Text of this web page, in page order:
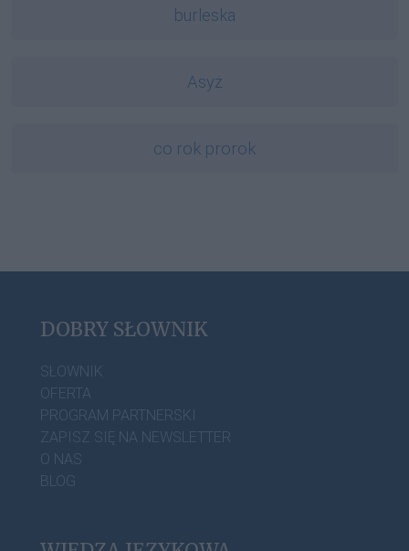
burleska
Asyż
co rok prorok
DOBRY SŁOWNIK
SŁOWNIK
OFERTA
PROGRAM PARTNERSKI
ZAPISZ SIĘ NA NEWSLETTER
O NAS
BLOG